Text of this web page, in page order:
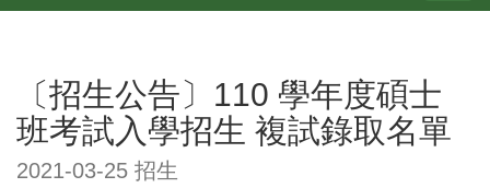
〔招生公告〕110 學年度碩士
班考試入學招生 複試錄取名單
2021-03-25 招生